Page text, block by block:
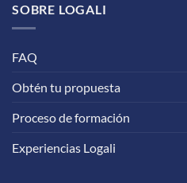
SOBRE LOGALI
FAQ
Obtén tu propuesta
Proceso de formación
Experiencias Logali